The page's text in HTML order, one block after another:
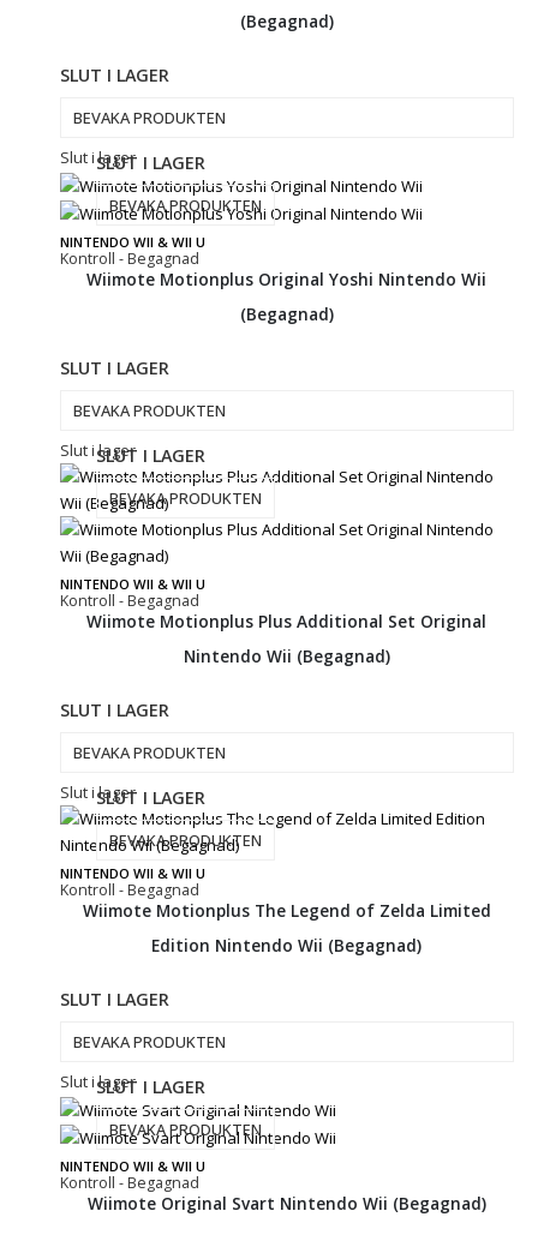
(Begagnad)
SLUT I LAGER
BEVAKA PRODUKTEN
Slut i lager
NINTENDO WII & WII U
Kontroll - Begagnad
SLUT I LAGER
BEVAKA PRODUKTEN
Wiimote Motionplus Original Yoshi Nintendo Wii
(Begagnad)
SLUT I LAGER
BEVAKA PRODUKTEN
Slut i lager
NINTENDO WII & WII U
Kontroll - Begagnad
SLUT I LAGER
BEVAKA PRODUKTEN
Wiimote Motionplus Plus Additional Set Original
Nintendo Wii (Begagnad)
SLUT I LAGER
BEVAKA PRODUKTEN
Slut i lager
NINTENDO WII & WII U
Kontroll - Begagnad
SLUT I LAGER
BEVAKA PRODUKTEN
Wiimote Motionplus The Legend of Zelda Limited
Edition Nintendo Wii (Begagnad)
SLUT I LAGER
BEVAKA PRODUKTEN
Slut i lager
NINTENDO WII & WII U
Kontroll - Begagnad
SLUT I LAGER
BEVAKA PRODUKTEN
Wiimote Original Svart Nintendo Wii (Begagnad)